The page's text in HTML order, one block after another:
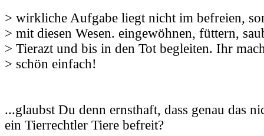
> wirkliche Aufgabe liegt nicht im befreien,
> mit diesen Wesen. eingewöhnen, füttern,
> Tierazt und bis in den Tot begleiten. Ihr
> schön einfach!
...glaubst Du denn ernsthaft, dass genau das
ein Tierrechtler Tiere befreit?